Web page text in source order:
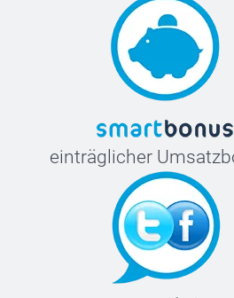
einträglicher